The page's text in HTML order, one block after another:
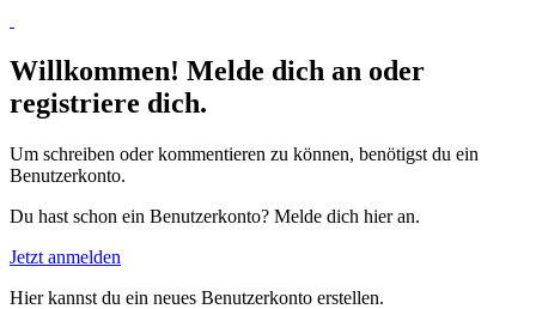
Willkommen! Melde dich an oder
registriere dich.
Um schreiben oder kommentieren zu können, benötigst du ein
Benutzerkonto.
Du hast schon ein Benutzerkonto? Melde dich hier an.
Jetzt anmelden
Hier kannst du ein neues Benutzerkonto erstellen.